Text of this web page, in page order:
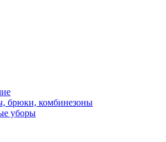
брюки, комбинезоны
уборы